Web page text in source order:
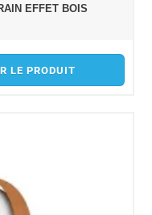
EFFET BOIS
LE PRODUIT